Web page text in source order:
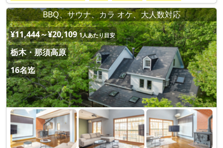
BBQ、サウナ、カラ オケ、大人数対応
¥11,444～¥20,109 1人あたり目安
栃木・那須高原
16名迄